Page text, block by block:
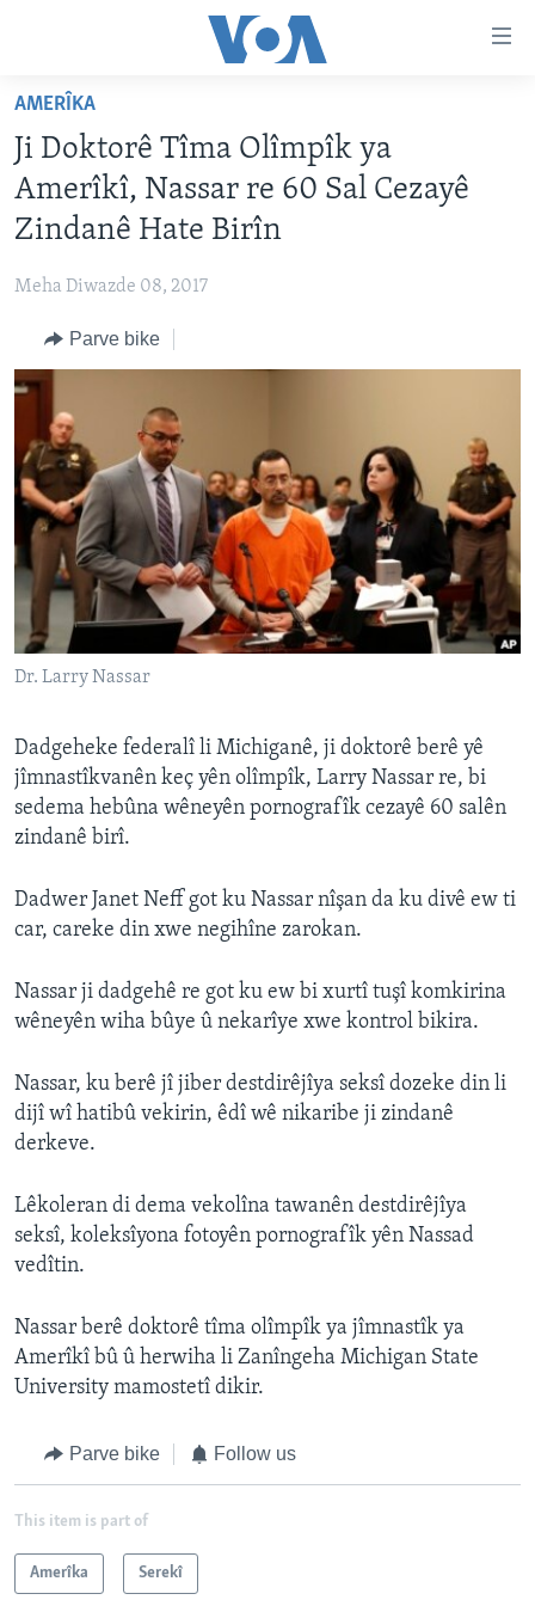
Yekser
naveroka
serekî
Yekser
here
Malpera
Yekser
here
Lêgerînê
DESTPÊK
VÎDYO GALERÎ
HEVPEYVÎN
HERÊMÊN KURDAN
TIRKÎYE
SÛRÎYE
ÎRAQ
ÎRAN
ROJHILATA NAVÎN
CÎHAN
ÇAND Û HUNER
SERNIVÎS
SORANÎ
FOLLOW US
Zimanên Din
AMERÎKA
Ji Doktorê Tîma Olîmpîk ya
Amerîkî, Nassar re 60 Sal Cezayê
Zindanê Hate Birîn
Meha Diwazde 08, 2017
Parve bike
Dr. Larry Nassar
Dadgeheke federalî li Michiganê, ji doktorê berê yê
jîmnastîkvanên keç yên olîmpîk, Larry Nassar re, bi
sedema hebûna wêneyên pornografîk cezayê 60 salên
zindanê birî.
Dadwer Janet Neff got ku Nassar nîşan da ku divê ew ti
car, careke din xwe negihîne zarokan.
Nassar ji dadgehê re got ku ew bi xurtî tuşî komkirina
wêneyên wiha bûye û nekarîye xwe kontrol bikira.
Nassar, ku berê jî jiber destdirêjîya seksî dozeke din li
dijî wî hatibû vekirin, êdî wê nikaribe ji zindanê
derkeve.
Lêkoleran di dema vekolîna tawanên destdirêjîya
seksî, koleksîyona fotoyên pornografîk yên Nassad
vedîtin.
Nassar berê doktorê tîma olîmpîk ya jîmnastîk ya
Amerîkî bû û herwiha li Zanîngeha Michigan State
University mamostetî dikir.
Parve bike Follow us
This item is part of
Amerîka Serekî